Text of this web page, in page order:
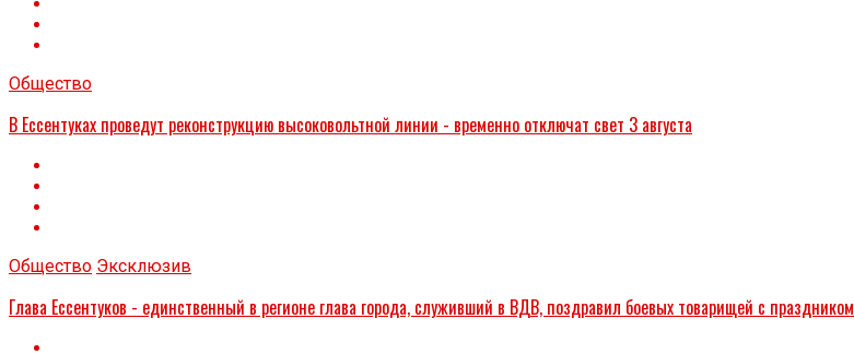
Общество
В Ессентуках проведут реконструкцию высоковольтной линии - временно отключат свет 3 августа
Общество Эксклюзив
Глава Ессентуков - единственный в регионе глава города, служивший в ВДВ, поздравил боевых товарищей с праздником